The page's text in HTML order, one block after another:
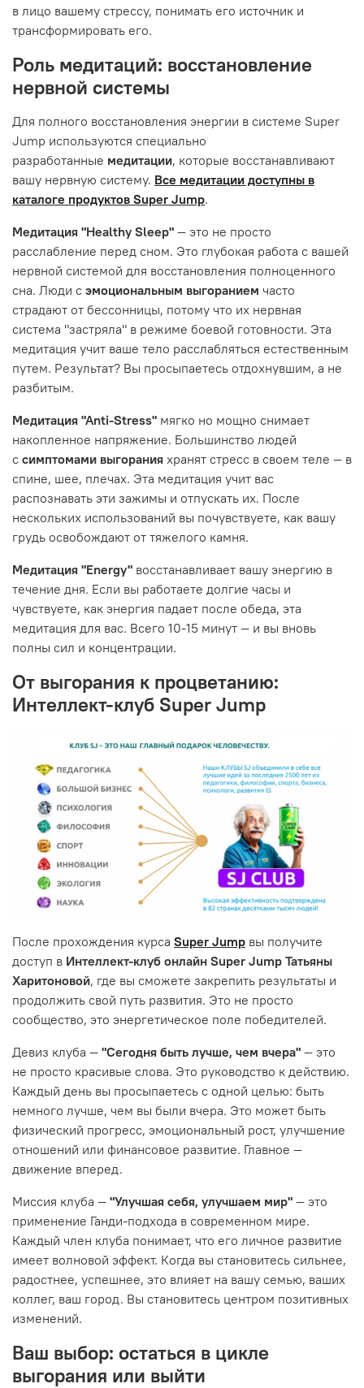
в лицо вашему стрессу, понимать его источник и
трансформировать его.
Роль медитаций: восстановление
нервной системы
Для полного восстановления энергии в системе Super
Jump используются специально
разработанные медитации, которые восстанавливают
вашу нервную систему. Все медитации доступны в
каталоге продуктов Super Jump.
Медитация "Healthy Sleep" — это не просто
расслабление перед сном. Это глубокая работа с вашей
нервной системой для восстановления полноценного
сна. Люди с эмоциональным выгоранием часто
страдают от бессонницы, потому что их нервная
система "застряла" в режиме боевой готовности. Эта
медитация учит ваше тело расслабляться естественным
путем. Результат? Вы просыпаетесь отдохнувшим, а не
разбитым.
Медитация "Anti-Stress" мягко но мощно снимает
накопленное напряжение. Большинство людей
с симптомами выгорания хранят стресс в своем теле — в
спине, шее, плечах. Эта медитация учит вас
распознавать эти зажимы и отпускать их. После
нескольких использований вы почувствуете, как вашу
грудь освобождают от тяжелого камня.
Медитация "Energy" восстанавливает вашу энергию в
течение дня. Если вы работаете долгие часы и
чувствуете, как энергия падает после обеда, эта
медитация для вас. Всего 10-15 минут — и вы вновь
полны сил и концентрации.
От выгорания к процветанию:
Интеллект-клуб Super Jump
После прохождения курса Super Jump вы получите
доступ в Интеллект-клуб онлайн Super Jump Татьяны
Харитоновой, где вы сможете закрепить результаты и
продолжить свой путь развития. Это не просто
сообщество, это энергетическое поле победителей.
Девиз клуба — "Сегодня быть лучше, чем вчера" — это
не просто красивые слова. Это руководство к действию.
Каждый день вы просыпаетесь с одной целью: быть
немного лучше, чем вы были вчера. Это может быть
физический прогресс, эмоциональный рост, улучшение
отношений или финансовое развитие. Главное —
движение вперед.
Миссия клуба — "Улучшая себя, улучшаем мир" — это
применение Ганди-подхода в современном мире.
Каждый член клуба понимает, что его личное развитие
имеет волновой эффект. Когда вы становитесь сильнее,
радостнее, успешнее, это влияет на вашу семью, ваших
коллег, ваш город. Вы становитесь центром позитивных
изменений.
Ваш выбор: остаться в цикле
выгорания или выйти